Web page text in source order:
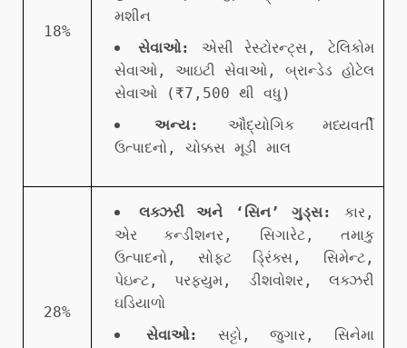
18%
મશીન
સેવાઓ:
એસી રેસ્ટોરન્ટ્સ, ટેલિકોમ
સેવાઓ, આઇટી સેવાઓ, બ્રાન્ડેડ હોટેલ
સેવાઓ (₹7,500 થી વધુ)
અન્ય:
ઔદ્યોગિક મધ્યવર્તી
ઉત્પાદનો, ચોક્કસ મૂડી માલ
28%
લક્ઝરી અને ‘સિન’ ગુડ્સ:
કાર,
એર કન્ડીશનર, સિગારેટ, તમાકુ
ઉત્પાદનો, સોફ્ટ ડ્રિંક્સ, સિમેન્ટ,
પેઇન્ટ, પરફ્યુમ, ડીશવોશર, લક્ઝરી
ઘડિયાળો
સેવાઓ:
સટ્ટો, જુગાર, સિનેમા